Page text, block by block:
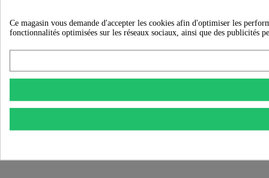
Ce magasin vous demande d'accepter les cookies afin d'optimiser les
fonctionnalités optimisées sur les réseaux sociaux, ainsi que des publicités